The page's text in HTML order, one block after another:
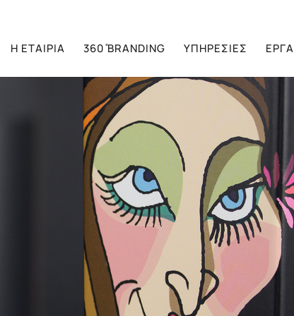
Η ΕΤΑΙΡΙΑ 360 ̊BRANDING ΥΠΗΡΕΣΙΕΣ ΕΡΓΑ